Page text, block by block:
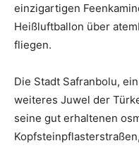
einzigartigen
Heißluftballon über
fliegen.
Die Stadt Safranbolu,
weiteres Juwel der
seine gut erhaltenen